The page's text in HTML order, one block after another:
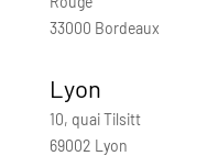
33000 Bordeaux
Lyon
10, quai Tilsitt
69002 Lyon